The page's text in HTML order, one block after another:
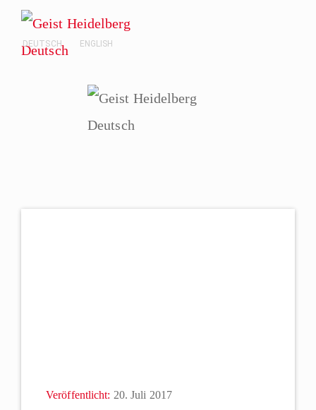
DEUTSCH ENGLISH
Veröffentlicht: 20. Juli 2017